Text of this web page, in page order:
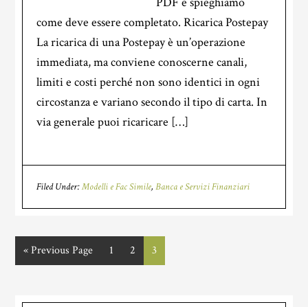
come deve essere completato. Ricarica Postepay
La ricarica di una Postepay è un’operazione
immediata, ma conviene conoscerne canali,
limiti e costi perché non sono identici in ogni
circostanza e variano secondo il tipo di carta. In
via generale puoi ricaricare […]
Filed Under:Modelli e Fac Simile,Banca e Servizi Finanziari
«Go
to
Previous Page Page
1 Page
2 Page
3